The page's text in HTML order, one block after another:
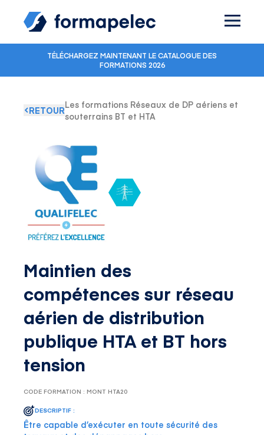
TÉLÉCHARGEZ MAINTENANT LE CATALOGUE DES
FORMATIONS 2026
RETOURLes formations Réseaux de DP aériens et
souterrains BT et HTA
Maintien des
compétences sur réseau
aérien de distribution
publique HTA et BT hors
tension
CODE FORMATION : MONT HTA20
DESCRIPTIF :
Être capable d’exécuter en toute sécurité des